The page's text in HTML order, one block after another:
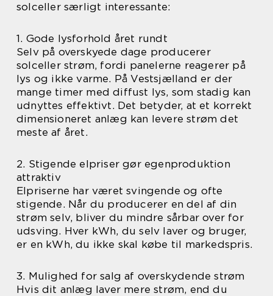
solceller særligt interessante:
1. Gode lysforhold året rundt
Selv på overskyede dage producerer
solceller strøm, fordi panelerne reagerer på
lys og ikke varme. På Vestsjælland er der
mange timer med diffust lys, som stadig kan
udnyttes effektivt. Det betyder, at et korrekt
dimensioneret anlæg kan levere strøm det
meste af året.
2. Stigende elpriser gør egenproduktion
attraktiv
Elpriserne har været svingende og ofte
stigende. Når du producerer en del af din
strøm selv, bliver du mindre sårbar over for
udsving. Hver kWh, du selv laver og bruger,
er en kWh, du ikke skal købe til markedspris.
3. Mulighed for salg af overskydende strøm
Hvis dit anlæg laver mere strøm, end du